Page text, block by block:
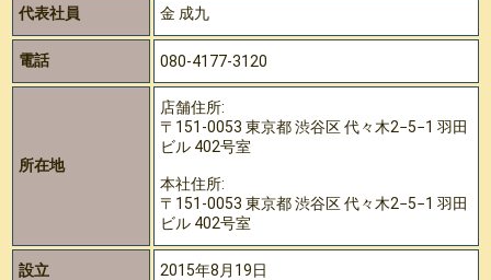
代表社員 金 成九
電話 080-4177-3120
所在地
店舗住所:
〒151-0053 東京都‎ 渋谷区 代々木2−5−1 羽田
ビル 402号室
本社住所:
〒151-0053 東京都‎ 渋谷区 代々木2−5−1 羽田
ビル 402号室
設立 2015年8月19日